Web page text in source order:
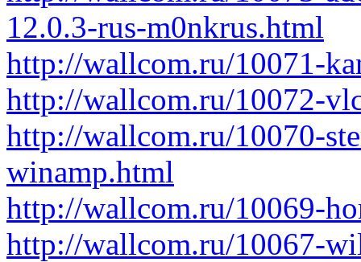
12.0.3-rus-m0nkrus.html
http://wallcom.ru/10071-
http://wallcom.ru/10072-
http://wallcom.ru/10070-
winamp.html
http://wallcom.ru/10069-
http://wallcom.ru/10067-